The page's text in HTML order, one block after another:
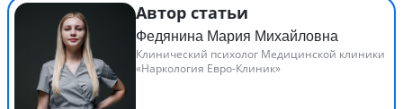
Автор статьи
Федянина Мария Михайловна
Клинический психолог Медицинской клиники
«Наркология Евро-Клиник»